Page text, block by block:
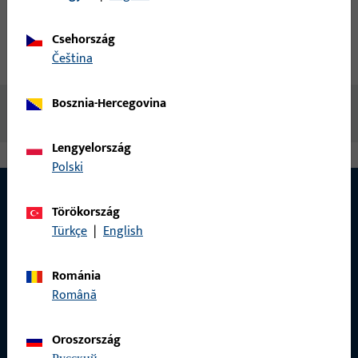
Letöltések
Nincs elérhető tartalom
Csehország
čeština
Bosznia-Hercegovina
Lengyelország
Polski
Törökország
Türkçe | English
Románia
Română
Oroszország